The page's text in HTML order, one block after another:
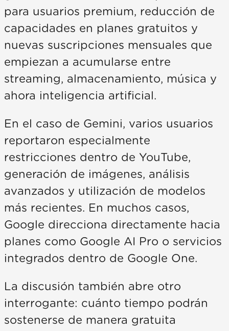
para usuarios premium, reducción de
capacidades en planes gratuitos y
nuevas suscripciones mensuales que
empiezan a acumularse entre
streaming, almacenamiento, música y
ahora inteligencia artificial.
En el caso de Gemini, varios usuarios
reportaron especialmente
restricciones dentro de YouTube,
generación de imágenes, análisis
avanzados y utilización de modelos
más recientes. En muchos casos,
Google direcciona directamente hacia
planes como Google AI Pro o servicios
integrados dentro de Google One.
La discusión también abre otro
interrogante: cuánto tiempo podrán
sostenerse de manera gratuita